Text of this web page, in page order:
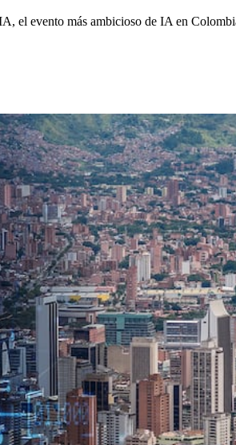
evento más ambicioso de IA en